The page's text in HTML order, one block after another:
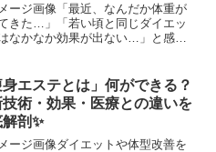
ージ画像「最近、なんだか体重が
きた…」「若い頃と同じダイエッ
なかなか効果が出ない…」と感じ
続きしません。大切なのは、自分の
活習慣を理解し、賢...
身エステとは」何ができる？
術・効果・医療との違いを
剖✨
ージ画像ダイエットや体型改善を